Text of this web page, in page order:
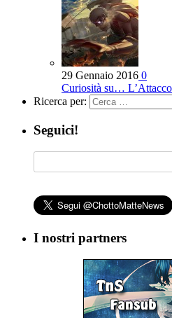
29 Gennaio 2016 0
Curiosità su…
Ricerca per:
Seguici!
I nostri partners